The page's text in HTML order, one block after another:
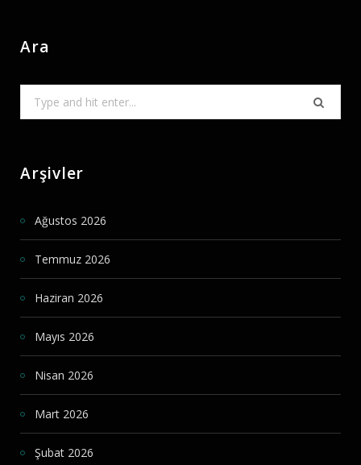
Ara
for:
Arşivler
Ağustos 2026
Temmuz 2026
Haziran 2026
Mayıs 2026
Nisan 2026
Mart 2026
Şubat 2026